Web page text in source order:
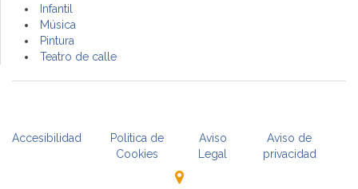
Infantil
Música
Pintura
Teatro de calle
Accesibilidad
Politica de
Cookies
Aviso
Legal
Aviso de
privacidad